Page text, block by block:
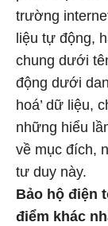
trường
liệu tự động,
chung dưới
động dưới
hoá’ dữ liệu,
những hiểu
về mục đích,
tư duy này.
Bảo hộ điện
điểm khác